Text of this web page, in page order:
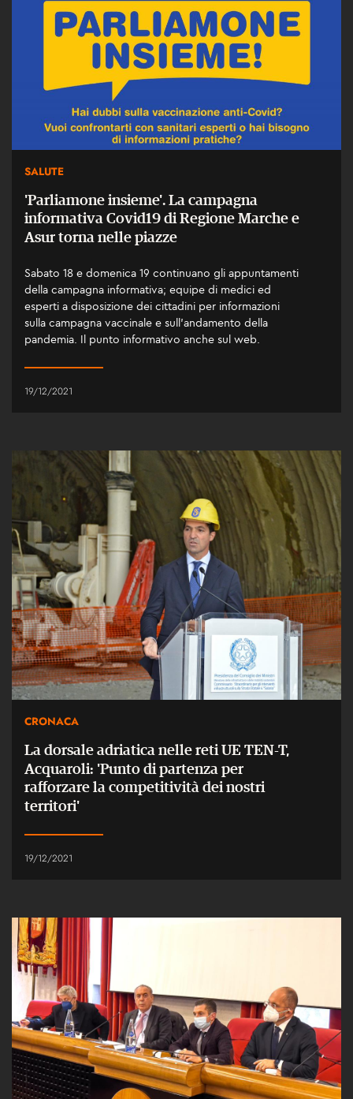
SALUTE
'Parliamone insieme'. La campagna
informativa Covid19 di Regione Marche e
Asur torna nelle piazze
Sabato 18 e domenica 19 continuano gli appuntamenti
della campagna informativa; equipe di medici ed
esperti a disposizione dei cittadini per informazioni
sulla campagna vaccinale e sull’andamento della
pandemia. Il punto informativo anche sul web.
19/12/2021
CRONACA
La dorsale adriatica nelle reti UE TEN-T,
Acquaroli: 'Punto di partenza per
rafforzare la competitività dei nostri
territori'
19/12/2021